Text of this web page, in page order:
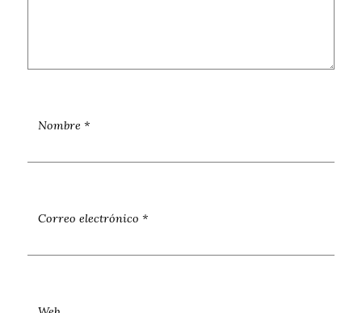
Nombre*
Correo electrónico*